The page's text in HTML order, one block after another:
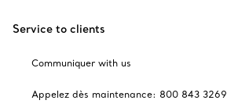
Service to clients
Communiquer with us
Appelez dès maintenance: 800 843 3269